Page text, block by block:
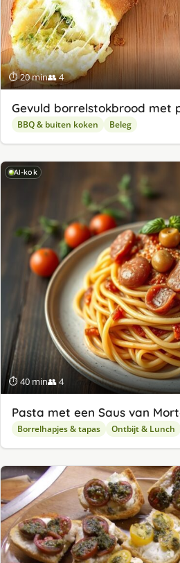
⏱ 20 min👥 4
Gevuld borrelstokbrood met
BBQ & buiten koken Beleg
AI-kok
⏱ 40 min👥 4
Pasta met een Saus van
Borrelhapjes & tapas Ontbijt & Lunch